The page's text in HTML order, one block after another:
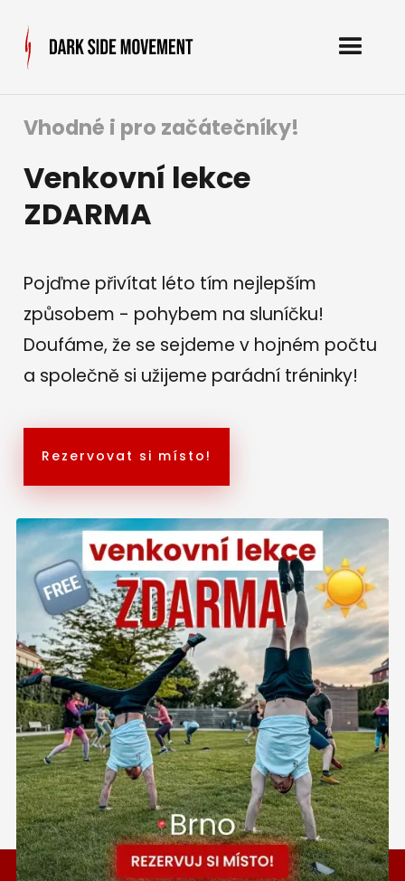
Vhodné i pro začátečníky!
Venkovní lekce
ZDARMA
Pojďme přivítat léto tím nejlepším
způsobem - pohybem na sluníčku!
Doufáme, že se sejdeme v hojném počtu
a společně si užijeme parádní tréninky!
Rezervovat si místo!